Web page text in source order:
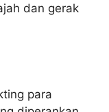
dan gerak
para